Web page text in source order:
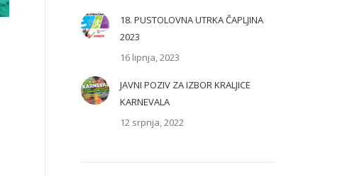
18. PUSTOLOVNA UTRKA ČAPLJINA
2023
16 lipnja, 2023
JAVNI POZIV ZA IZBOR KRALJICE
KARNEVALA
12 srpnja, 2022